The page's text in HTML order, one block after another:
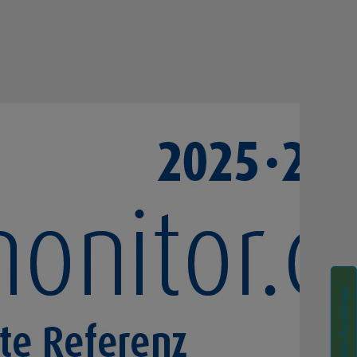
Cookie-Einstellungen